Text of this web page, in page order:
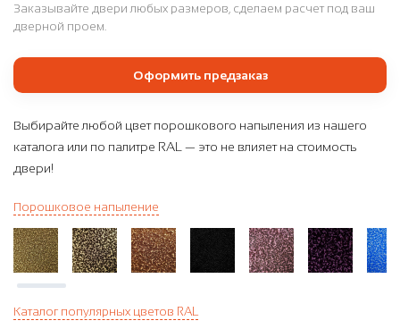
Заказывайте двери любых размеров, сделаем расчет под ваш
дверной проем.
Оформить предзаказ
Выбирайте любой цвет порошкового напыления из нашего
каталога или по палитре RAL — это не влияет на стоимость
двери!
Порошковое напыление
Каталог популярных цветов RAL